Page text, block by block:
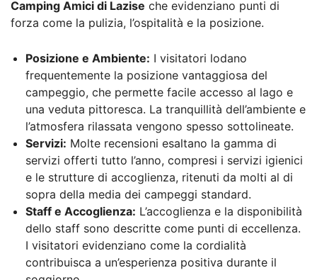
Camping Amici di Lazise che evidenziano punti di
forza come la pulizia, l’ospitalità e la posizione.
Posizione e Ambiente: I visitatori lodano
frequentemente la posizione vantaggiosa del
campeggio, che permette facile accesso al lago e
una veduta pittoresca. La tranquillità dell’ambiente e
l’atmosfera rilassata vengono spesso sottolineate.
Servizi: Molte recensioni esaltano la gamma di
servizi offerti tutto l’anno, compresi i servizi igienici
e le strutture di accoglienza, ritenuti da molti al di
sopra della media dei campeggi standard.
Staff e Accoglienza: L’accoglienza e la disponibilità
dello staff sono descritte come punti di eccellenza.
I visitatori evidenziano come la cordialità
contribuisca a un’esperienza positiva durante il